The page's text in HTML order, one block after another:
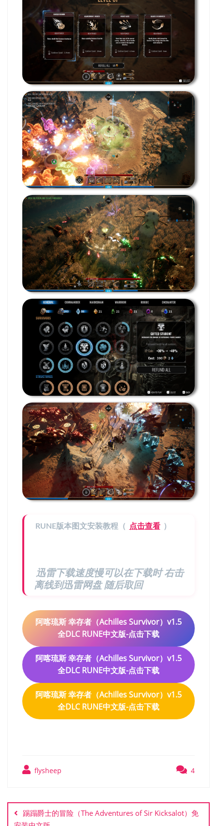
RUNE版本图文安装教程（ 点击查看 ）
迅雷下载速度慢可以在下载时 右击
离线到迅雷网盘 随后取回
阿喀琉斯 幸存者（Achilles Survivor）v1.5
全DLC RUNE中文版-点击下载
阿喀琉斯 幸存者（Achilles Survivor）v1.5
全DLC RUNE中文版-点击下载
阿喀琉斯 幸存者（Achilles Survivor）v1.5
全DLC RUNE中文版-点击下载
flysheep 4
章
导 踢蹋爵士的冒险（The Adventures of Sir Kicksalot）免